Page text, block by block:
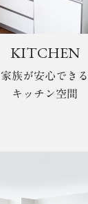
KITCHEN
家族が安心できる
キッチン空間